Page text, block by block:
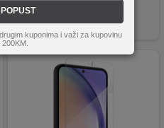
kuponima i važi za kupovinu
12,90KM